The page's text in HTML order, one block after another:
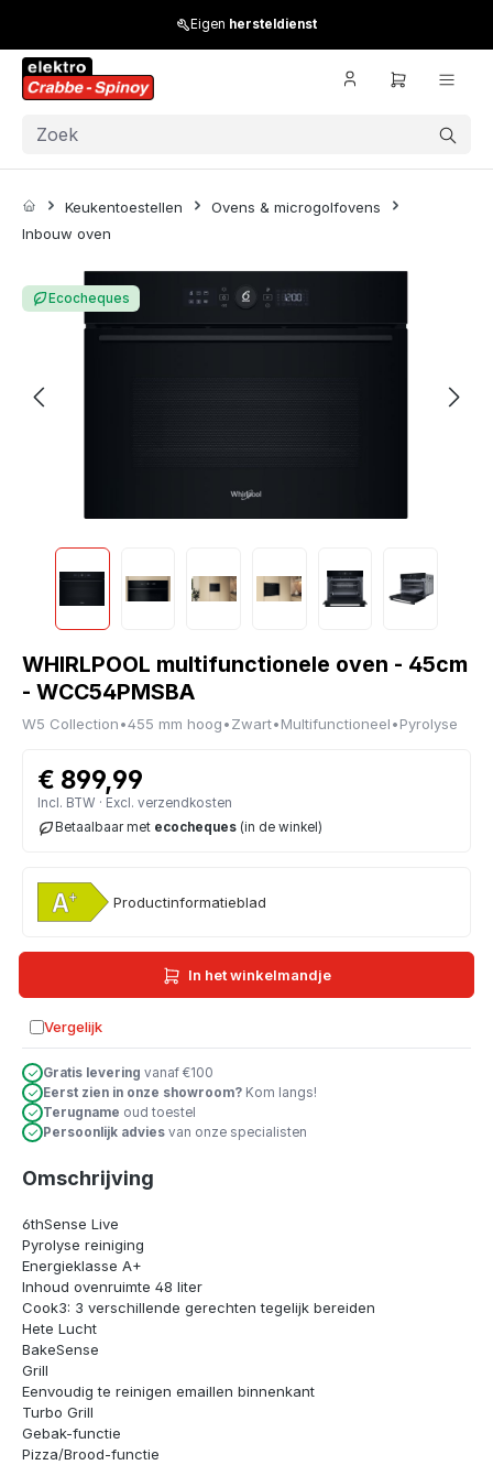
Eigen hersteldienst
Keukentoestellen
Ovens & microgolfovens
Inbouw oven
Ecocheques
WHIRLPOOL multifunctionele oven - 45cm
- WCC54PMSBA
W5 Collection•455 mm hoog•Zwart•Multifunctioneel•Pyrolyse
€ 899,99
Incl. BTW · Excl. verzendkosten
Betaalbaar met ecocheques (in de winkel)
Productinformatieblad
In het winkelmandje
Vergelijk
Toevoegen aan vergelijking
Gratis levering vanaf €100
Eerst zien in onze showroom? Kom langs!
Terugname oud toestel
Persoonlijk advies van onze specialisten
Omschrijving
6thSense Live
Pyrolyse reiniging
Energieklasse A+
Inhoud ovenruimte 48 liter
Cook3: 3 verschillende gerechten tegelijk bereiden
Hete Lucht
BakeSense
Grill
Eenvoudig te reinigen emaillen binnenkant
Turbo Grill
Gebak-functie
Pizza/Brood-functie